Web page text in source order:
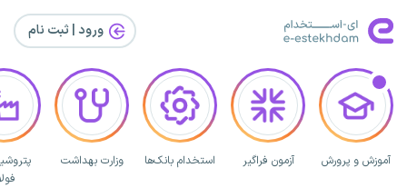
ورود | ثبت‌ نام
آموزش و پرورش آزمون فراگیر استخدام بانک‌ها وزارت بهداشت